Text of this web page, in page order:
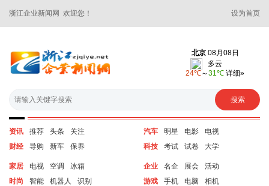
浙江企业新闻网 欢迎您！ 设为首页
资讯 推荐 头条
关注
财经
导购 新车 保养
汽车 明星 电影
电视
科技
考试 试卷 大学
家居 电视 空调
冰箱
时尚
智能 机器人 识别
企业 名企 展会
活动
游戏
手机 电脑 相机